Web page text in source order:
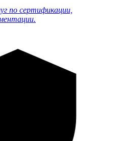
по сертификации,